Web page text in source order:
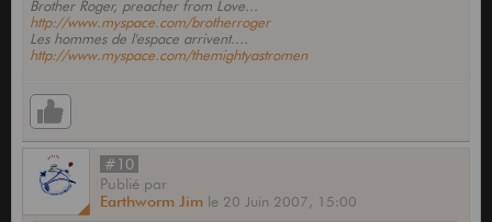
Brother Roger, preacher from Love...
http://www.myspace.com/brotherroger
Les hommes de l'espace arrivent....
http://www.myspace.com/themightyastromen
#10
Publié par
Earthworm Jim le 20 Juin 2007, 15:00